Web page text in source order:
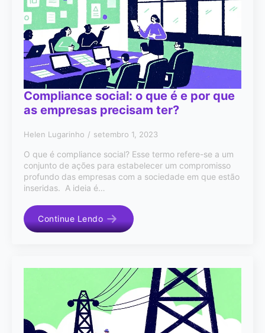
Compliance social: o que é e por que
as empresas precisam ter?
Helen Lugarinho setembro 1, 2023
O que é compliance social? Esse termo refere-se a um
conjunto de ações para estabelecer um compromisso
profundo das empresas com a sociedade em que estão
inseridas. A ideia é…
Continue Lendo